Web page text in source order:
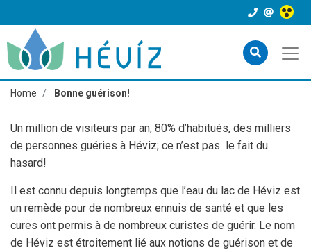
Home Bonne guérison!
Un million de visiteurs par an, 80% d’habitués, des milliers
de personnes guéries à Héviz; ce n’est pas le fait du
hasard!
Il est connu depuis longtemps que l’eau du lac de Héviz est
un remède pour de nombreux ennuis de santé et que les
cures ont permis à de nombreux curistes de guérir. Le nom
de Héviz est étroitement lié aux notions de guérison et de